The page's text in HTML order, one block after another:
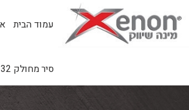
עמוד הבית
סיר מחולק 32 ס"מ